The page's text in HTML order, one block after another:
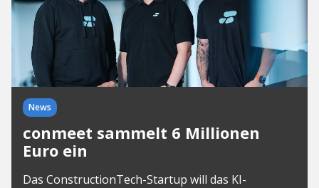
News
conmeet sammelt 6 Millionen
Euro ein
Das ConstructionTech-Startup will das KI-